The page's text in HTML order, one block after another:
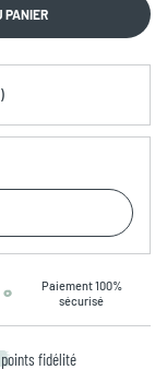
PANIER
)
Paiement 100%
sécurisé
points fidélité